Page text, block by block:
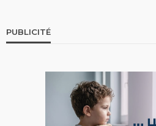
PUBLICITÉ